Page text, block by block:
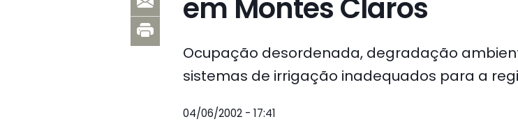
em Montes Claros
Ocupação desordenada, degradação
sistemas de irrigação inadequados para a
04/06/2002 - 17:41